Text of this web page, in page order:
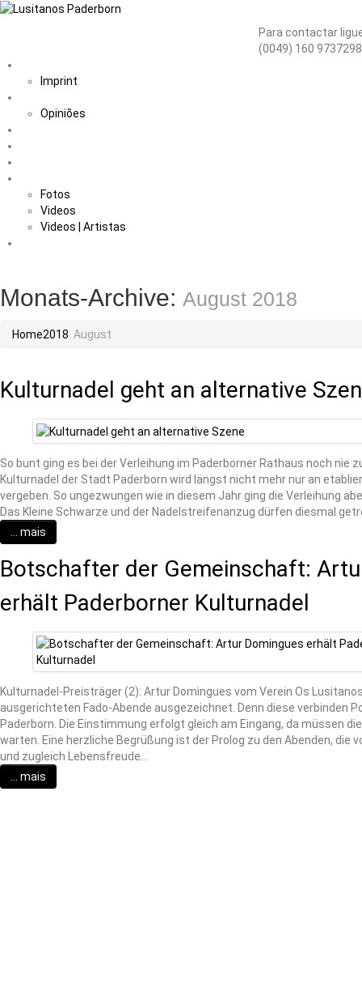
Para contactar
(0049) 160
Imprint
Opiniões
Fotos
Videos
Videos | Artistas
Monats-Archive: August 2018
Home2018 August
Kulturnadel geht an alternative
So bunt ging es bei der Verleihung im Paderborner Rathaus noch nie
Kulturnadel der Stadt Paderborn wird längst nicht mehr nur an
vergeben. So ungezwungen wie in diesem Jahr ging die Verleihung
Das Kleine Schwarze und der Nadelstreifenanzug dürfen diesmal
... mais
Botschafter der Gemeinschaft:
erhält Paderborner Kulturnadel
Kulturnadel-Preisträger (2): Artur Domingues vom Verein Os
ausgerichteten Fado-Abende ausgezeichnet. Denn diese verbinden
Paderborn. Die Einstimmung erfolgt gleich am Eingang, da müssen
warten. Eine herzliche Begrüßung ist der Prolog zu den Abenden, die
und zugleich Lebensfreude…
... mais